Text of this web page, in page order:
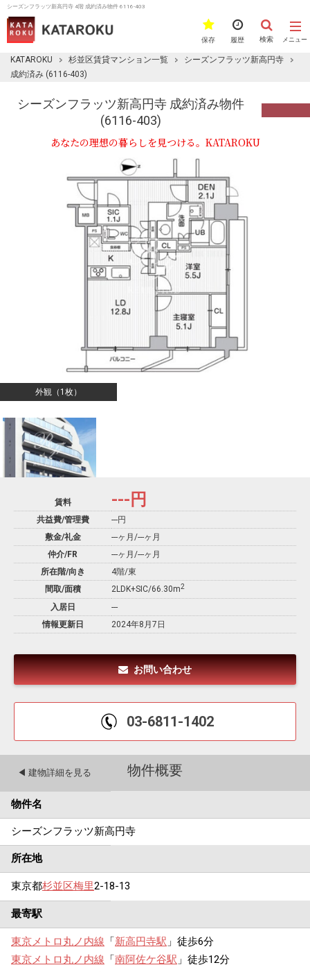
シーズンフラッツ新高円寺 4階 成約済み物件 6116-403
メニュー
検索
履歴
保存
KATAROKU 杉並区賃貸マンション一覧
シーズンフラッツ新高円寺
成約済み (6116-403)
シーズンフラッツ新高円寺 成約済み物件
(6116-403)
あなたの理想の暮らしを見つける。KATAROKU
外観（1枚）
賃料 --- 円
共益費/管理費
---円
敷金/礼金
---ヶ月 /---ヶ月
仲介/FR
---ヶ月 /---ヶ月
所在階/向き
4階/東
間取/面積
2LDK+SIC/66.30m2
入居日
---
情報更新日
2024年8月7日
お問い合わせ
03-6811-1402
物件概要
◀︎ 建物詳細を見る
物件名
シーズンフラッツ新高円寺
所在地
東京都杉並区梅里2-18-13
最寄駅
東京メトロ丸ノ内線 「新高円寺駅 」徒歩6分
東京メトロ丸ノ内線 「南阿佐ケ谷駅 」徒歩12分